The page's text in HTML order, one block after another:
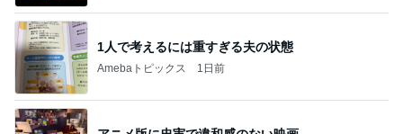
1人で考えるには重すぎる夫の状態
Amebaトピックス 1日前